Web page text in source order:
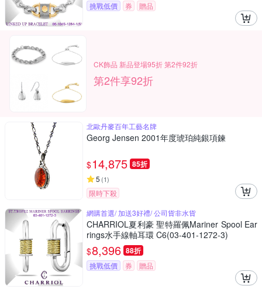
挑戰低價 券 贈品
CK飾品 新品登場95折 第2件92折
第2件享92折
北歐丹麥百年工藝名牌
Georg Jensen 2001年度琥珀純銀項鍊
$14,875 85折
5 (1)
限時下殺
網購首選/ 加送3好禮/ 公司貨非水貨
CHARRIOL夏利豪 聖特羅佩Mariner Spool Ear
rings水手線軸耳環 C6(03-401-1272-3)
$8,396 88折
挑戰低價 券 贈品